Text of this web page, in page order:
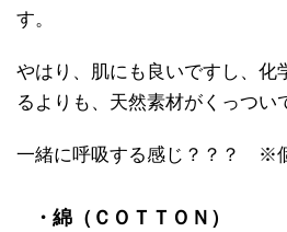
す。
やはり、肌にも良いですし、化
るよりも、天然素材がくっつ
一緒に呼吸する感じ？？？ ※
・綿（ＣＯＴＴＯＮ）